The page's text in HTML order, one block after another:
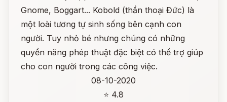
Gnome, Boggart... Kobold (thần thoại Đức) là
một loài tương tự sinh sống bên cạnh con
người. Tuy nhỏ bé nhưng chúng có những
quyền năng phép thuật đặc biệt có thể trợ giúp
cho con người trong các công việc.
08-10-2020
⭐ 4.8